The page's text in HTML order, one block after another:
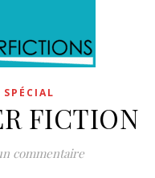
SPÉCIAL
FICTION
commentaire